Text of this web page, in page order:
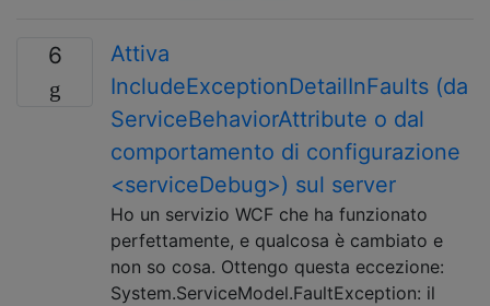
6
Attiva
IncludeExceptionDetailInFaults (da
ServiceBehaviorAttribute o dal
comportamento di configurazione
<serviceDebug>) sul server
Ho un servizio WCF che ha funzionato
perfettamente, e qualcosa è cambiato e
non so cosa. Ottengo questa eccezione:
System.ServiceModel.FaultException: il